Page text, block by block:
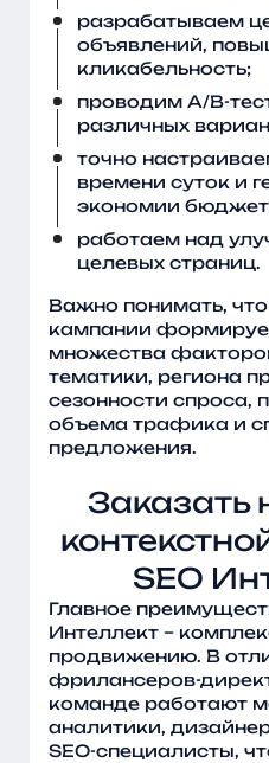
разрабатываем
объявлений,
кликабельность;
проводим A/B-
различных
точно
времени суток и
экономии
работаем над
целевых страниц.
Важно понимать,
кампании
множества
тематики, региона
сезонности спроса,
объема трафика и
предложения.
Заказать
SEO
Главное
Интеллект –
продвижению. В
фрилансеров-
команде работают
аналитики,
SEO-специалисты,